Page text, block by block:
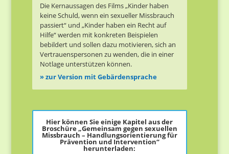
Die Kernaussagen des Films „Kinder haben
keine Schuld, wenn ein sexueller Missbrauch
passiert“ und „Kinder haben ein Recht auf
Hilfe“ werden mit konkreten Beispielen
bebildert und sollen dazu motivieren, sich an
Vertrauenspersonen zu wenden, die in einer
Notlage unterstützen können.
» zur Version mit Gebärdensprache
Hier können Sie einige Kapitel aus der
Broschüre „Gemeinsam gegen sexuellen
Missbrauch – Handlungsorientierung für
Prävention und Intervention“
herunterladen: